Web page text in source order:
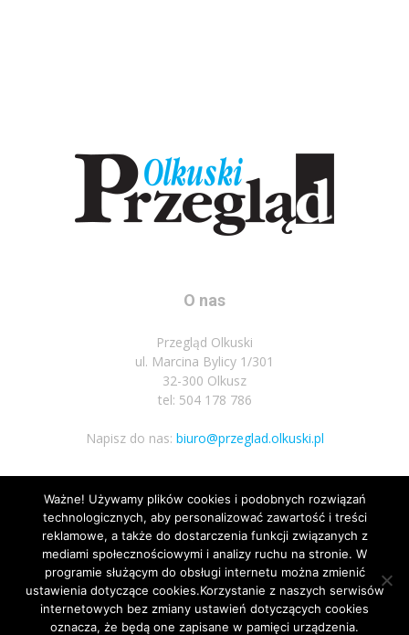
O nas
Przegląd Olkuski
ul. Marcina Bylicy 1/301
32-300 Olkusz
tel: 504 178 786
Napisz do nas: biuro@przeglad.olkuski.pl
Podążaj za nami
Nota prawna Polityka prywatnosci Kariera Regulamin
Ważne! Używamy plików cookies i podobnych rozwiązań
technologicznych, aby personalizować zawartość i treści
reklamowe, a także do dostarczenia funkcji związanych z
mediami społecznościowymi i analizy ruchu na stronie. W
programie służącym do obsługi internetu można zmienić
ustawienia dotyczące cookies.Korzystanie z naszych serwisów
internetowych bez zmiany ustawień dotyczących cookies
oznacza, że będą one zapisane w pamięci urządzenia.